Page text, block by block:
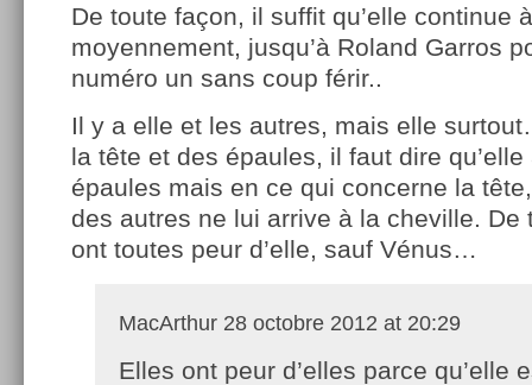
De toute façon, il suffit qu’elle continue
moyennement, jusqu’à Roland Garros
numéro un sans coup férir..
Il y a elle et les autres, mais elle
la tête et des épaules, il faut dire
épaules mais en ce qui concerne la
des autres ne lui arrive à la cheville. De
ont toutes peur d’elle, sauf Vénus…
MacArthur 28 octobre 2012 at 20:29
Elles ont peur d’elles parce qu’elle